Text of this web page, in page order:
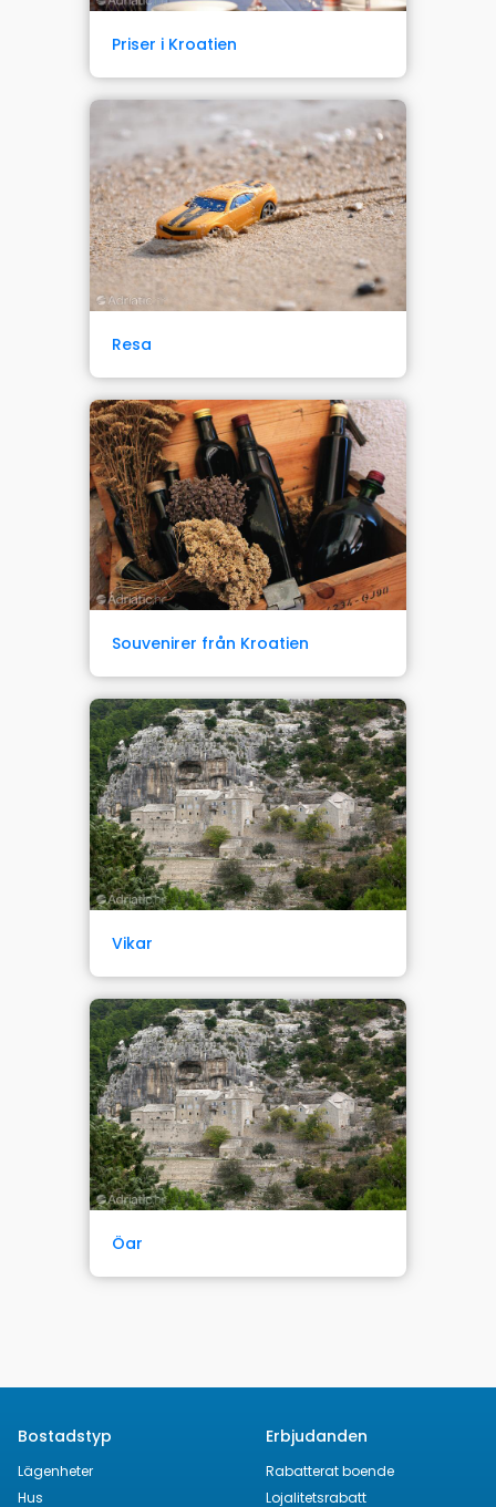
Priser i Kroatien
Resa
Souvenirer från Kroatien
Vikar
Öar
Bostadstyp
Lägenheter
Hus
Erbjudanden
Rabatterat boende
Lojalitetsrabatt